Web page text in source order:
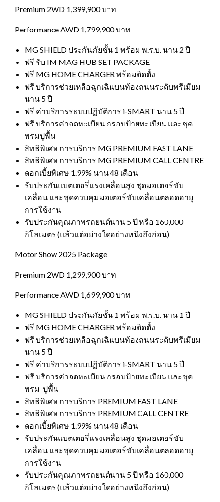
Premium 2WD 1,399,900 บาท
Performance AWD 1,799,900 บาท
MG SHIELD ประกันภัยชั้น 1 พร้อม พ.ร.บ. นาน 2 ปี
ฟรี รับ IM MAG HUB SET PACKAGE
ฟรี MG HOME CHARGER พร้อมติดตั้ง
ฟรี บริการช่วยเหลือฉุกเฉินบนท้องถนนระดับพรีเมียม
นาน 5 ปี
ฟรี ค่าบริการระบบปฏิบัติการ i-SMART นาน 5 ปี
ฟรี บริการค่าจดทะเบียน กรอบป้ายทะเบียน และชุด
พรมปูพื้น
สิทธิพิเศษ การบริการ MG PREMIUM FAST LANE
สิทธิพิเศษ การบริการ MG PREMIUM CALL CENTRE
ดอกเบี้ยพิเศษ 1.99% นาน 48 เดือน
รับประกันแบตเตอรี่แรงเคลื่อนสูง ชุดมอเตอร์ขับ
เคลื่อน และชุดควบคุมมอเตอร์ขับเคลื่อนตลอดอายุ
การใช้งาน
รับประกันคุณภาพรถยนต์นาน 5 ปี หรือ 160,000
กิโลเมตร (แล้วแต่อย่างใดอย่างหนึ่งถึงก่อน)
Motor Show 2025 Package
Premium 2WD 1,299,900 บาท
Performance AWD 1,699,900 บาท
MG SHIELD ประกันภัยชั้น 1 พร้อม พ.ร.บ. นาน 1 ปี
ฟรี MG HOME CHARGER พร้อมติดตั้ง
ฟรี บริการช่วยเหลือฉุกเฉินบนท้องถนนระดับพรีเมียม
นาน 5 ปี
ฟรี ค่าบริการระบบปฏิบัติการ i-SMART นาน 5 ปี
ฟรี บริการค่าจดทะเบียน กรอบป้ายทะเบียน และชุด
พรม ปูพื้น
สิทธิพิเศษ การบริการ PREMIUM FAST LANE
สิทธิพิเศษ การบริการ PREMIUM CALL CENTRE
ดอกเบี้ยพิเศษ 1.99% นาน 48 เดือน
รับประกันแบตเตอรี่แรงเคลื่อนสูง ชุดมอเตอร์ขับ
เคลื่อน และชุดควบคุมมอเตอร์ขับเคลื่อนตลอดอายุ
การใช้งาน
รับประกันคุณภาพรถยนต์นาน 5 ปี หรือ 160,000
กิโลเมตร (แล้วแต่อย่างใดอย่างหนึ่งถึงก่อน)